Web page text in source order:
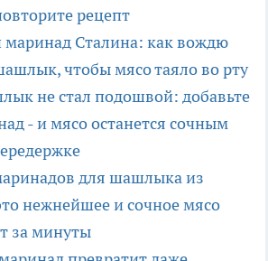
рецепт
маринад Сталина: как вождю
чтобы мясо таяло во рту
не стал подошвой: добавьте
- и мясо останется сочным
для шашлыка из
нежнейшее и сочное мясо
за минуты